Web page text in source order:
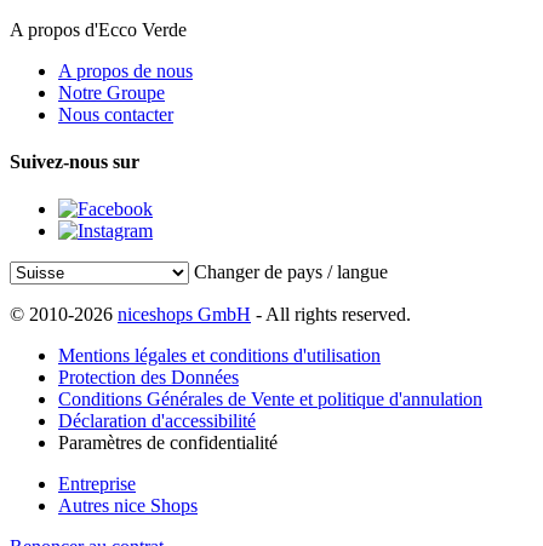
A propos d'Ecco Verde
A propos de nous
Notre Groupe
Nous contacter
Suivez-nous sur
Changer de pays / langue
© 2010-2026 niceshops GmbH - All rights reserved.
Mentions légales et conditions d'utilisation
Protection des Données
Conditions Générales de Vente et politique d'annulation
Déclaration d'accessibilité
Paramètres de confidentialité
Entreprise
Autres nice Shops